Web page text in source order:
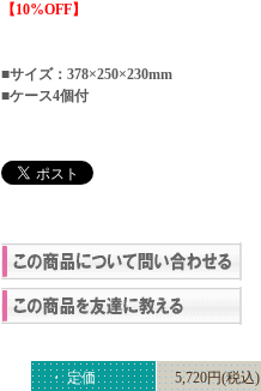
【10%OFF】
■サイズ：378×250×230mm
■ケース4個付
・ 定価 5,720円(税込)